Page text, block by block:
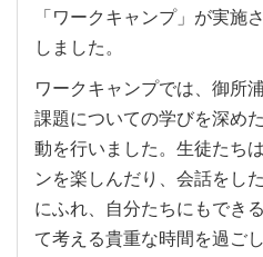
「ワークキャンプ」が実施
しました。
ワークキャンプでは、御所
課題についての学びを深め
動を行いました。生徒たち
ンを楽しんだり、会話をし
にふれ、自分たちにもでき
て考える貴重な時間を過ごし